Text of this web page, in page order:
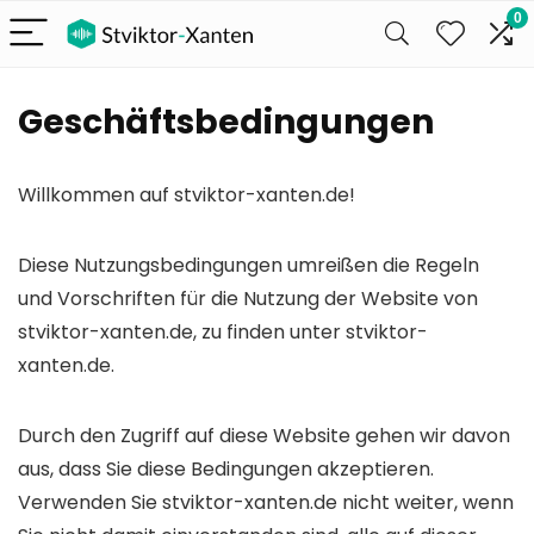
0
Geschäftsbedingungen
Willkommen auf stviktor-xanten.de!
Diese Nutzungsbedingungen umreißen die Regeln
und Vorschriften für die Nutzung der Website von
stviktor-xanten.de, zu finden unter stviktor-
xanten.de.
Durch den Zugriff auf diese Website gehen wir davon
aus, dass Sie diese Bedingungen akzeptieren.
Verwenden Sie stviktor-xanten.de nicht weiter, wenn